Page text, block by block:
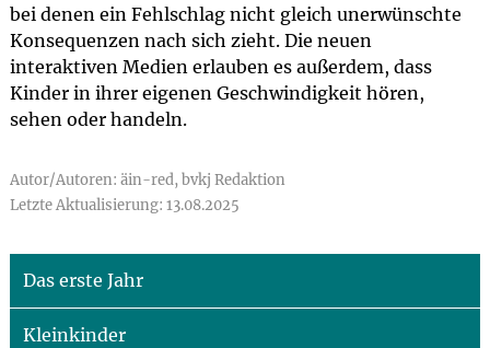
bei denen ein Fehlschlag nicht gleich unerwünschte
Konsequenzen nach sich zieht. Die neuen
interaktiven Medien erlauben es außerdem, dass
Kinder in ihrer eigenen Geschwindigkeit hören,
sehen oder handeln.
Autor/Autoren: äin-red, bvkj Redaktion
Letzte Aktualisierung: 13.08.2025
Das erste Jahr
Kleinkinder